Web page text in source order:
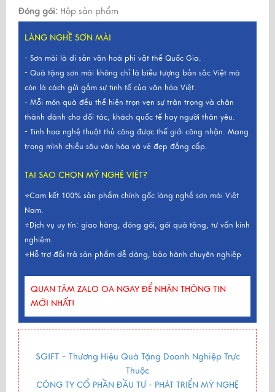
Đóng gói: Hộp sản phẩm
LÀNG NGHỀ SƠN MÀI
- Sơn mài là di sản văn hoá phi vật thể Quốc Gia.
- Quà tặng sơn mài không chỉ là biểu tượng bản sắc Việt mà
còn là cách gửi gắm sự tinh tế của văn hóa Việt.
- Mỗi món quà đều thể hiện trọn vẹn sự trân trọng và chân
thành dành cho đối tác, khách quốc tế hay người thân yêu.
- Tinh hoa nghệ thuật thủ công được thế giới công nhận. Mang
trong mình chiều sâu văn hóa và vẻ đẹp đẳng cấp.
TẠI SAO CHỌN MỸ NGHỆ VIỆT?
⭐Cam kết 100% sản phẩm chính gốc làng nghề sơn mài Việt
Nam.
⭐Dịch vụ uy tín: giao hàng, đóng gói, gói quà tặng, tư vấn kinh
nghiệm.
⭐Hỗ trợ đổi trả sản phẩm dễ dàng, bảo hành chuyên nghiệp
QUAN TÂM ZALO OA NGAY ĐỂ NHẬN THÔNG TIN
MỚI NHẤT!
SGIFT - Thương Hiệu Quà Tặng Doanh Nghiệp Trực
Thuộc
CÔNG TY CỔ PHẦN ĐẦU TƯ - PHÁT TRIỂN MỸ NGHỆ